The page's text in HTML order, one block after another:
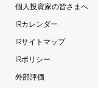
個人投資家の皆さまへ
IRカレンダー
IRサイトマップ
IRポリシー
外部評価